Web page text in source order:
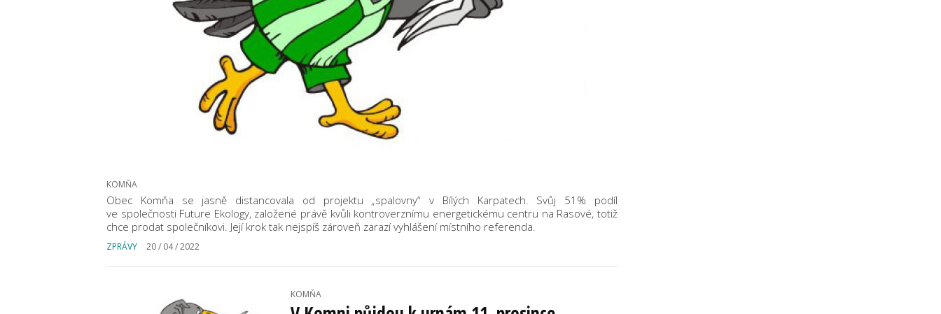
KOMŇA
Obec Komňa se jasně distancovala od projektu „spalovny“ v Bílých Karpatech. Svůj 51% podíl
ve společnosti Future Ekology, založené právě kvůli kontroverznímu energetickému centru na Rasové, totiž
chce prodat společníkovi. Její krok tak nejspíš zároveň zarazí vyhlášení místního referenda.
ZPRÁVY 20 / 04 / 2022
KOMŇA